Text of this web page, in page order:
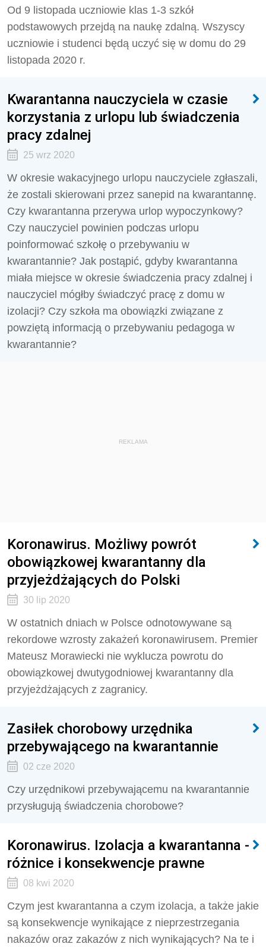
Od 9 listopada uczniowie klas 1-3 szkół
podstawowych przejdą na naukę zdalną. Wszyscy
uczniowie i studenci będą uczyć się w domu do 29
listopada 2020 r.
Kwarantanna nauczyciela w czasie
korzystania z urlopu lub świadczenia
pracy zdalnej
25 wrz 2020
W okresie wakacyjnego urlopu nauczyciele zgłaszali,
że zostali skierowani przez sanepid na kwarantannę.
Czy kwarantanna przerywa urlop wypoczynkowy?
Czy nauczyciel powinien podczas urlopu
poinformować szkołę o przebywaniu w
kwarantannie? Jak postąpić, gdyby kwarantanna
miała miejsce w okresie świadczenia pracy zdalnej i
nauczyciel mógłby świadczyć pracę z domu w
izolacji? Czy szkoła ma obowiązki związane z
powziętą informacją o przebywaniu pedagoga w
kwarantannie?
REKLAMA
Koronawirus. Możliwy powrót
obowiązkowej kwarantanny dla
przyjeżdżających do Polski
30 lip 2020
W ostatnich dniach w Polsce odnotowywane są
rekordowe wzrosty zakażeń koronawirusem. Premier
Mateusz Morawiecki nie wyklucza powrotu do
obowiązkowej dwutygodniowej kwarantanny dla
przyjeżdżających z zagranicy.
Zasiłek chorobowy urzędnika
przebywającego na kwarantannie
02 cze 2020
Czy urzędnikowi przebywającemu na kwarantannie
przysługują świadczenia chorobowe?
Koronawirus. Izolacja a kwarantanna -
różnice i konsekwencje prawne
08 kwi 2020
Czym jest kwarantanna a czym izolacja, a także jakie
są konsekwencje wynikające z nieprzestrzegania
nakazów oraz zakazów z nich wynikających? Na te i